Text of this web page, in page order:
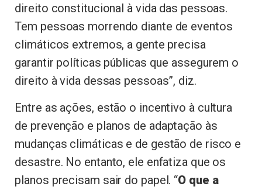
direito constitucional à vida das pessoas.
Tem pessoas morrendo diante de eventos
climáticos extremos, a gente precisa
garantir políticas públicas que assegurem o
direito à vida dessas pessoas”, diz.
Entre as ações, estão o incentivo à cultura
de prevenção e planos de adaptação às
mudanças climáticas e de gestão de risco e
desastre. No entanto, ele enfatiza que os
planos precisam sair do papel. “O que a